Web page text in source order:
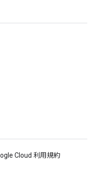
Cloud 利用規約